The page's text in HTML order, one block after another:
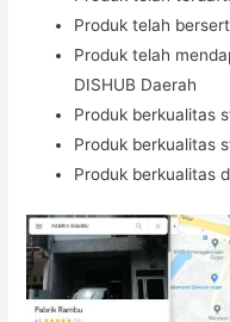
Produk telah
Produk telah
DISHUB Daerah
Produk berkualitas
Produk berkualitas
Produk berkualitas